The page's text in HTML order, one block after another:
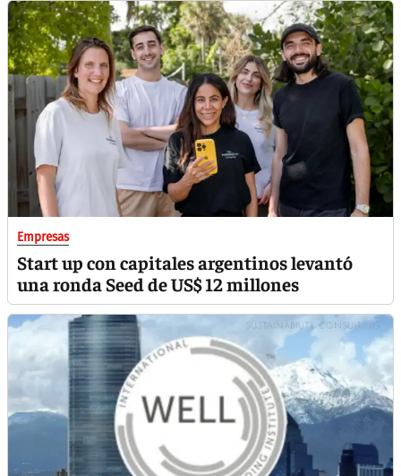
Empresas
Start up con capitales argentinos levantó
una ronda Seed de US$ 12 millones